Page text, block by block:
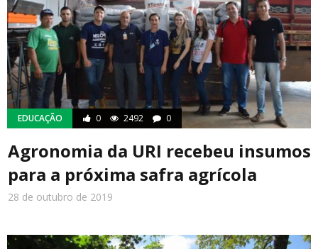
EDUCAÇÃO 0 2492 0
Agronomia da URI recebeu insumos
para a próxima safra agrícola
28 de outubro de 2019